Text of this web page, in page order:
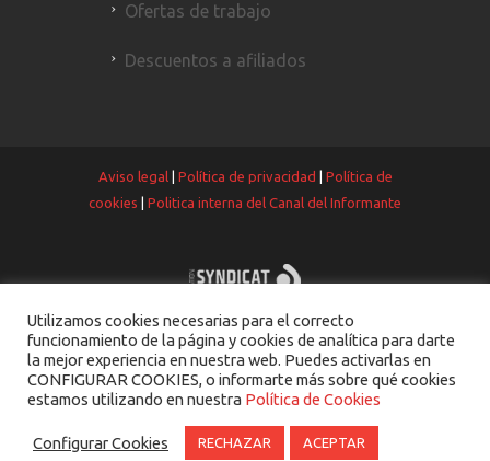
Ofertas de trabajo
Descuentos a afiliados
Aviso legal| Política de privacidad
Política de
cookies
Politica interna del Canal del Informante
Utilizamos cookies necesarias para el correcto
funcionamiento de la página y cookies de analítica para darte
la mejor experiencia en nuestra web. Puedes activarlas en
CONFIGURAR COOKIES, o informarte más sobre qué cookies
estamos utilizando en nuestra Política de Cookies
Configurar Cookies RECHAZAR ACEPTAR